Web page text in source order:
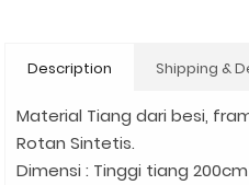
Description Shipping &
Material Tiang dari besi,
Rotan Sintetis.
Dimensi : Tinggi tiang 200cm